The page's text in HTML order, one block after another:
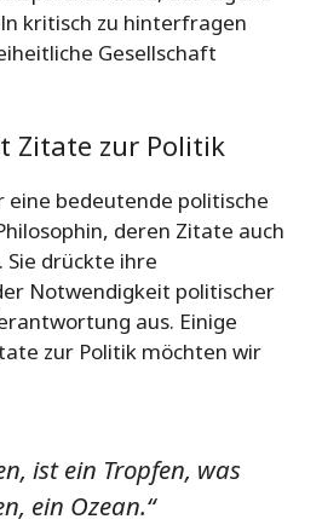
kritisch zu hinterfragen
Gesellschaft
Zitate zur Politik
eine bedeutende politische
deren Zitate auch
drückte ihre
Notwendigkeit politischer
aus. Einige
zur Politik möchten wir
ist ein Tropfen, was
ein Ozean.“